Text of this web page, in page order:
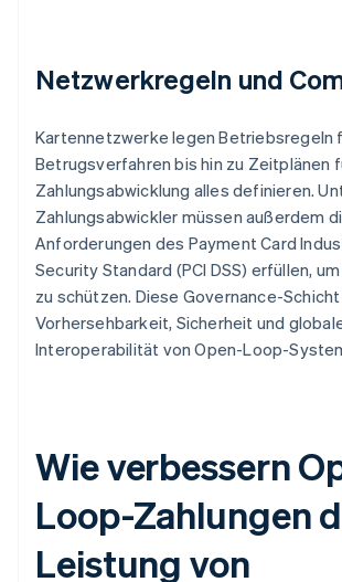
Netzwerkregeln und
Kartennetzwerke legen Betriebsregeln
Betrugsverfahren bis hin zu Zeitplänen
Zahlungsabwicklung alles definieren.
Zahlungsabwickler müssen außerdem
Anforderungen des Payment Card
Security Standard (PCI DSS) erfüllen,
zu schützen. Diese Governance-
Vorhersehbarkeit, Sicherheit und
Interoperabilität von Open-Loop-
Wie verbessern
Loop-Zahlungen
Leistung von